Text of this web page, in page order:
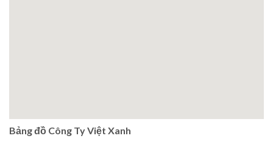
Bảng đồ Công Ty Việt Xanh